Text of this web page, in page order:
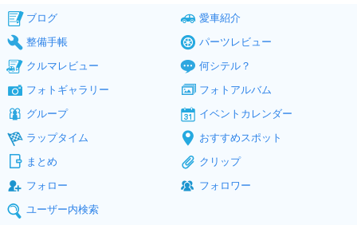
ブログ
愛車紹介
整備手帳
パーツレビュー
クルマレビュー
何シテル？
フォトギャラリー
フォトアルバム
グループ
イベントカレンダー
ラップタイム
おすすめスポット
まとめ
クリップ
フォロー
フォロワー
ユーザー内検索